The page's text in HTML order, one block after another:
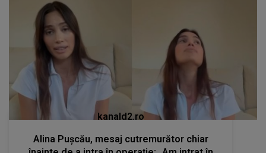
kanald2.ro
Alina Pușcău, mesaj cutremurător chiar